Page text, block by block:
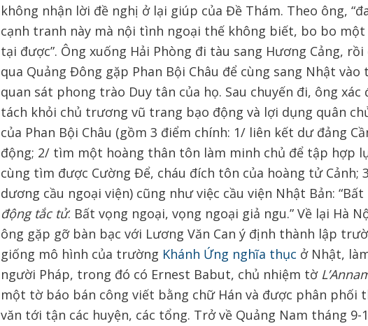
không nhận lời đề nghị ở lại giúp của Đề Thám. Theo ông,
cạnh tranh này mà nội tình ngoại thế không biết, bo bo
tại được”. Ông xuống Hải Phòng đi tàu sang Hương Cảng,
qua Quảng Đông gặp Phan Bội Châu để cùng sang Nhật vào
quan sát phong trào Duy tân của họ. Sau chuyến đi, ông
tách khỏi chủ trương vũ trang bạo động và lợi dụng quân
của Phan Bội Châu (gồm 3 điểm chính: 1/ liên kết dư đảng
động; 2/ tìm một hoàng thân tôn làm minh chủ để tập hợp
cùng tìm được Cường Để, cháu đích tôn của hoàng tử Cảnh;
dương cầu ngoại viện) cũng như việc cầu viện Nhật Bản:
động tắc tử. Bất vọng ngoại, vọng ngoại giả ngu.” Về lại Hà
ông gặp gỡ bàn bạc với Lương Văn Can ý định thành lập
giống mô hình của trường Khánh Ứng nghĩa thục ở Nhật,
người Pháp, trong đó có Ernest Babut, chủ nhiệm tờ
một tờ báo bán công viết bằng chữ Hán và được phân phối
văn tới tận các huyện, các tổng. Trở về Quảng Nam tháng 9-